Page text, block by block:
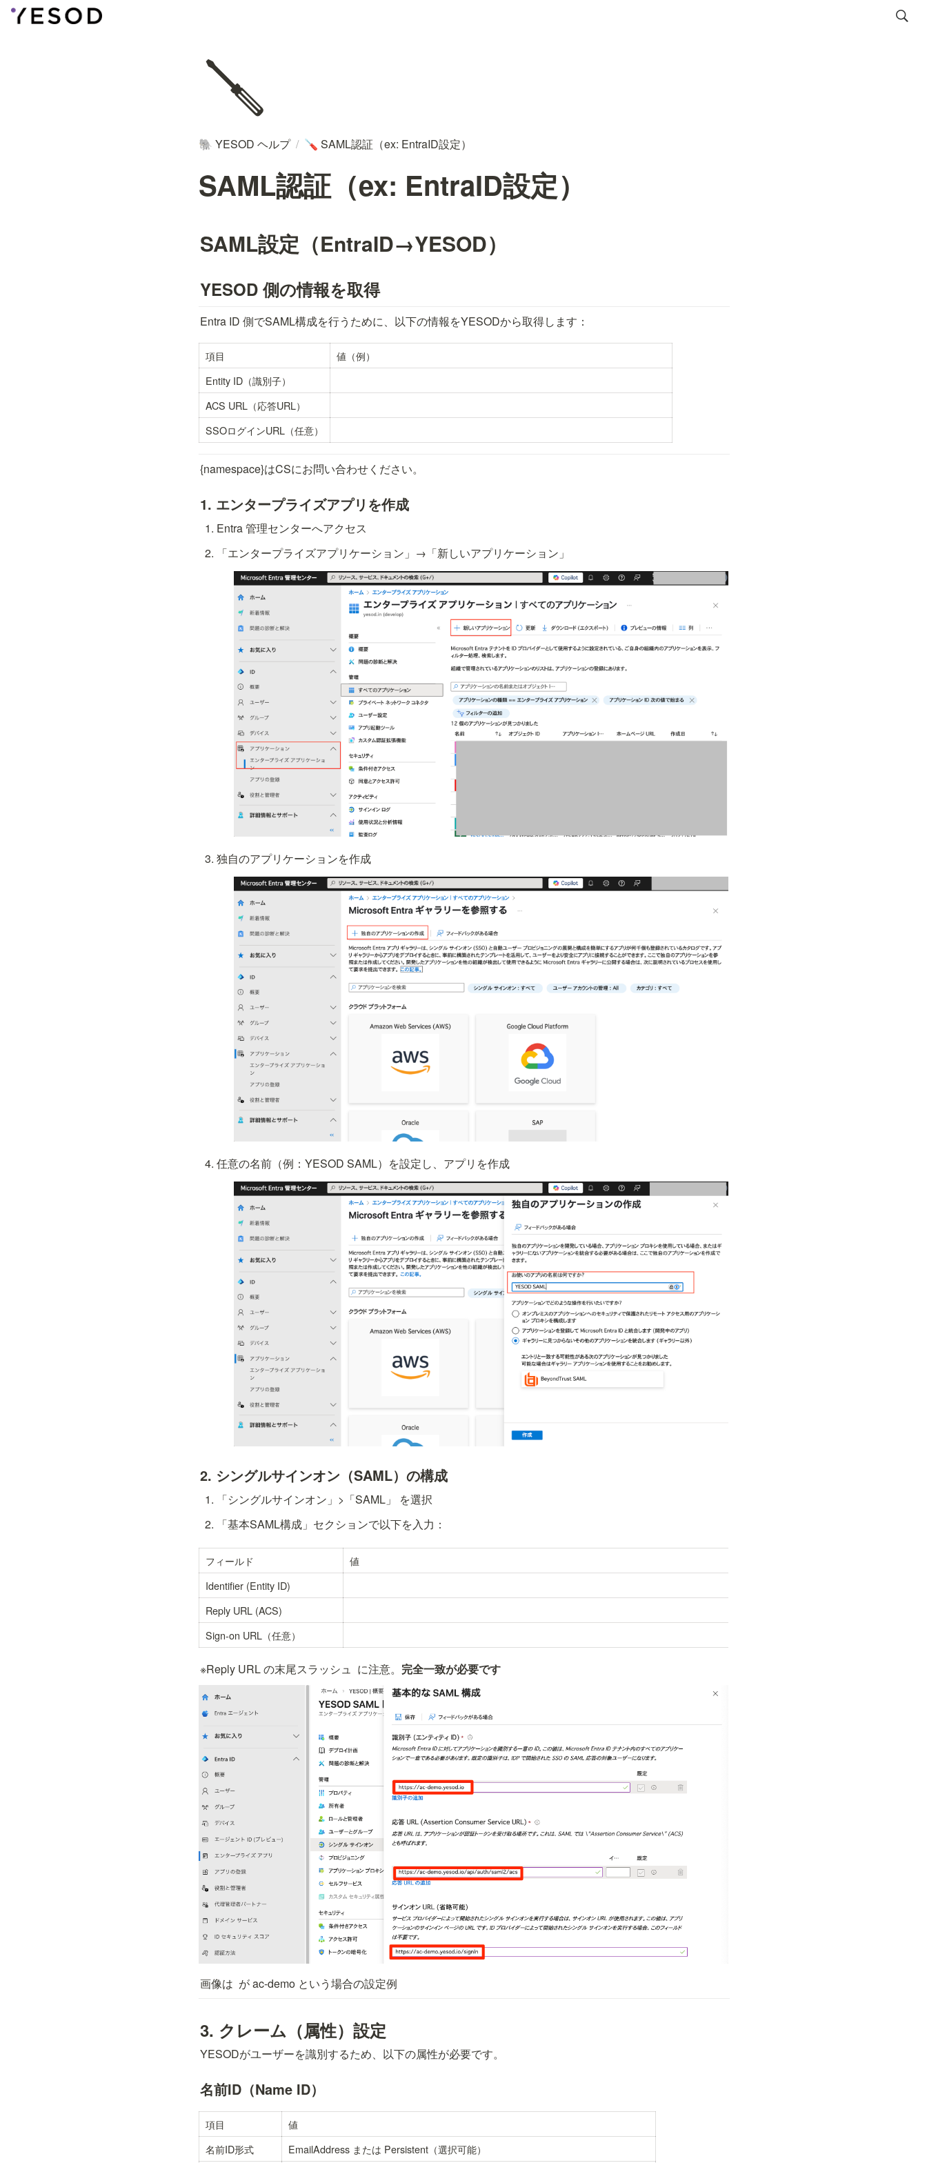
🪛
🐘 YESOD ヘルプ / 🪛 SAML認証（ex: EntraID設定）
SAML認証（ex: EntraID設定）
SAML設定（EntraID→YESOD）
YESOD 側の情報を取得
Entra ID 側でSAML構成を行うために、以下の情報をYESODから取得します：
項目
値（例）
Entity ID（識別子）
ACS URL（応答URL）
SSOログインURL（任意）
{namespace}はCSにお問い合わせください。
1. エンタープライズアプリを作成
Entra 管理センターへアクセス
「エンタープライズアプリケーション」→「新しいアプリケーション」
独自のアプリケーションを作成
任意の名前（例：YESOD SAML）を設定し、アプリを作成
2. シングルサインオン（SAML）の構成
「シングルサインオン」>「SAML」 を選択
「基本SAML構成」セクションで以下を入力：
フィールド
値
Identifier (Entity ID)
Reply URL (ACS)
Sign-on URL（任意）
※Reply URL の末尾スラッシュ に注意。 完全一致が必要です
画像は が ac-demo という場合の設定例
3. クレーム（属性）設定
YESODがユーザーを識別するため、以下の属性が必要です。
名前ID（Name ID）
項目
値
名前ID形式
EmailAddress または Persistent（選択可能）